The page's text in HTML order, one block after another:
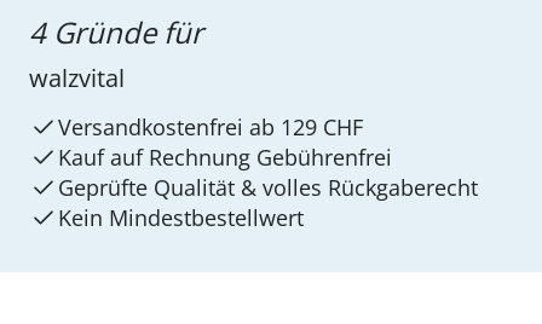
4 Gründe für
walzvital
Versandkostenfrei ab 129 CHF
Kauf auf Rechnung Gebührenfrei
Geprüfte Qualität & volles Rückgaberecht
Kein Mindest­bestellwert